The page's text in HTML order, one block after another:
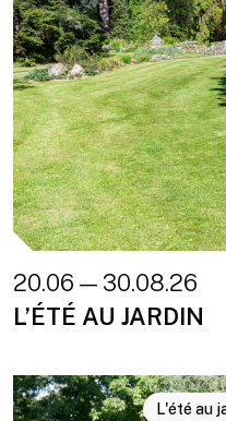
20.06 — 30.08.26
L’ÉTÉ AU JARDIN
L'été au